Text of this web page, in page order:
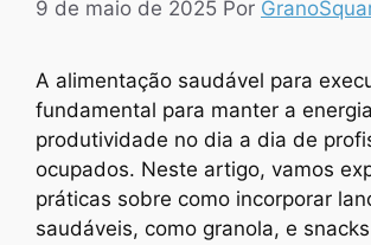
9 de maio de 2025 Por
A alimentação saudável para
fundamental para manter a
produtividade no dia a dia de
ocupados. Neste artigo, vamos
práticas sobre como incorporar
saudáveis, como granola, e